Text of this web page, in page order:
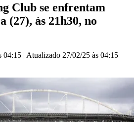
Club se enfrentam
(27), às 21h30, no
04:15 | Atualizado 27/02/25 às 04:15